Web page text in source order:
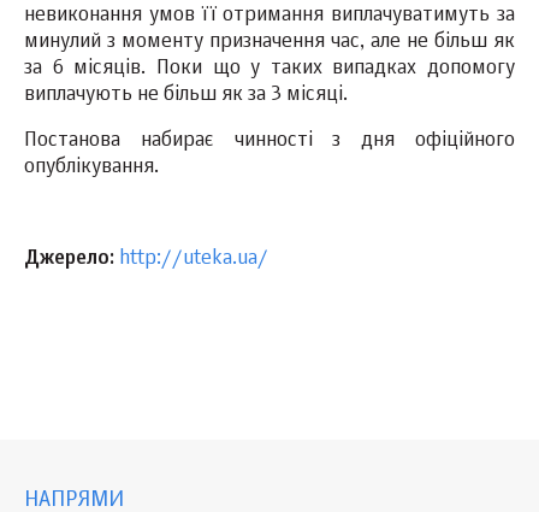
невиконання умов її отримання виплачуватимуть за
минулий з моменту призначення час, але не більш як
за 6 місяців. Поки що у таких випадках допомогу
виплачують не більш як за 3 місяці.
Постанова набирає чинності з дня офіційного
опублікування.
Джерело: http://uteka.ua/
НАПРЯМИ